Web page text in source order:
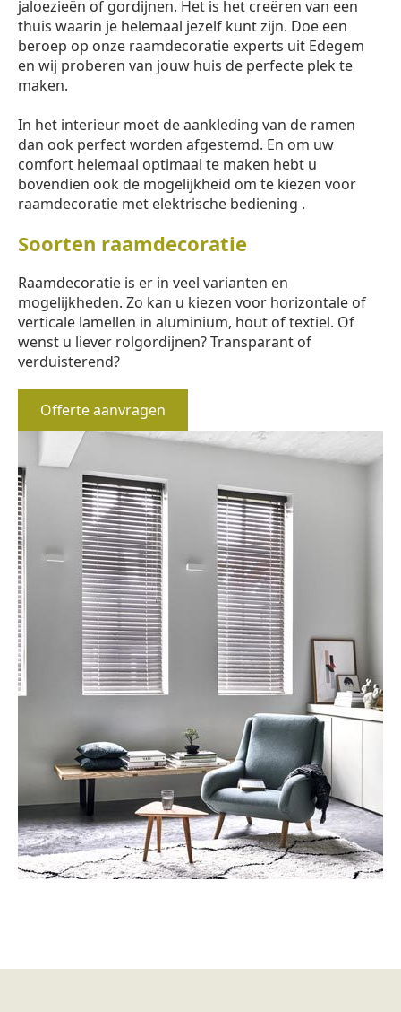
jaloezieën of gordijnen. Het is het creëren van een
thuis waarin je helemaal jezelf kunt zijn. Doe een
beroep op onze raamdecoratie experts uit Edegem
en wij proberen van jouw huis de perfecte plek te
maken.
In het interieur moet de aankleding van de ramen
dan ook perfect worden afgestemd. En om uw
comfort helemaal optimaal te maken hebt u
bovendien ook de mogelijkheid om te kiezen voor
raamdecoratie met elektrische bediening .
Soorten raamdecoratie
Raamdecoratie is er in veel varianten en
mogelijkheden. Zo kan u kiezen voor horizontale of
verticale lamellen in aluminium, hout of textiel. Of
wenst u liever rolgordijnen? Transparant of
verduisterend?
Offerte aanvragen